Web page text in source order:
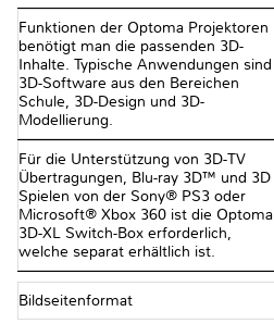
Funktionen der Optoma Projektoren
benötigt man die passenden 3D-
Inhalte. Typische Anwendungen sind
3D-Software aus den Bereichen
Schule, 3D-Design und 3D-
Modellierung.
Für die Unterstützung von 3D-TV
Übertragungen, Blu-ray 3D™ und 3D
Spielen von der Sony® PS3 oder
Microsoft® Xbox 360 ist die Optoma
3D-XL Switch-Box erforderlich,
welche separat erhältlich ist.
Bildseitenformat